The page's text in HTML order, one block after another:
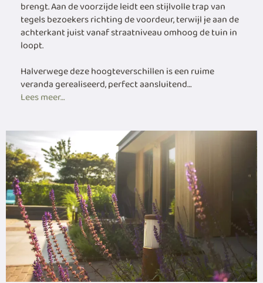
brengt. Aan de voorzijde leidt een stijlvolle trap van
tegels bezoekers richting de voordeur, terwijl je aan de
achterkant juist vanaf straatniveau omhoog de tuin in
loopt.
Halverwege deze hoogteverschillen is een ruime
veranda gerealiseerd, perfect aansluitend…
Lees meer…